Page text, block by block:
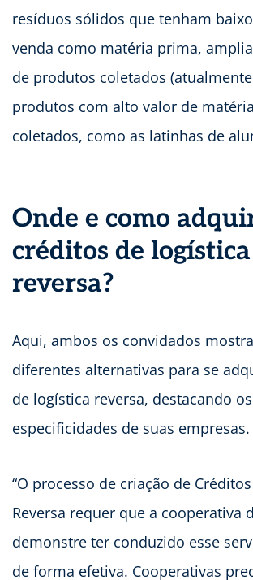
resíduos sólidos que tenham
venda como matéria prima,
de produtos coletados
produtos com alto valor de
coletados, como as latinhas de
Onde e como
créditos de logística
reversa?
Aqui, ambos os convidados
diferentes alternativas para se
de logística reversa, destacando
especificidades de suas empresas.
“O processo de criação de
Reversa requer que a cooperativa
demonstre ter conduzido esse
de forma efetiva. Cooperativas